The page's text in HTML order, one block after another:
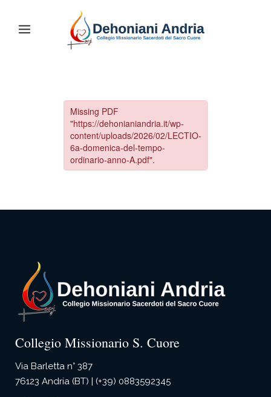
Collegio Missionario S. Cuore
Via Barletta n° 387
76123 Andria (BT) | (+39) 0883592345